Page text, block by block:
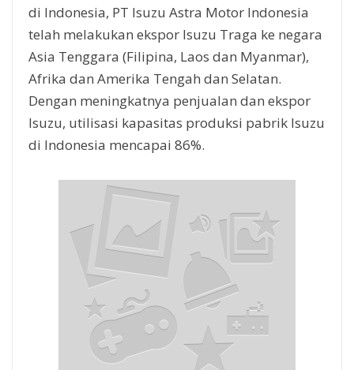
di Indonesia, PT Isuzu Astra Motor Indonesia
telah melakukan ekspor Isuzu Traga ke negara
Asia Tenggara (Filipina, Laos dan Myanmar),
Afrika dan Amerika Tengah dan Selatan.
Dengan meningkatnya penjualan dan ekspor
Isuzu, utilisasi kapasitas produksi pabrik Isuzu
di Indonesia mencapai 86%.